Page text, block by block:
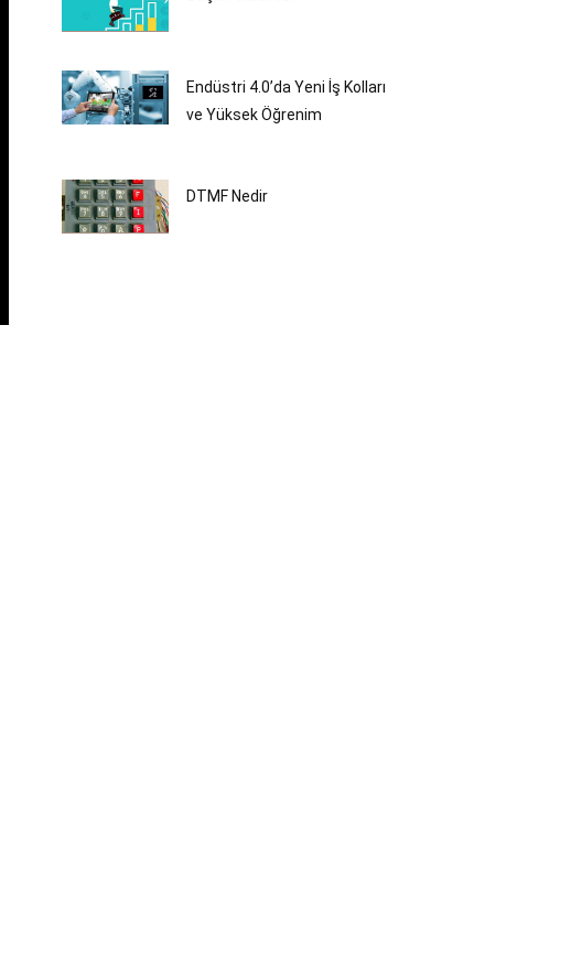
Endüstri 4.0’da Yeni İş Kolları
ve Yüksek Öğrenim
DTMF Nedir